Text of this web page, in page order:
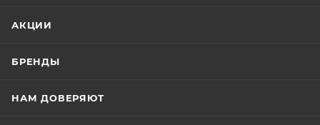
АКЦИИ
БРЕНДЫ
НАМ ДОВЕРЯЮТ